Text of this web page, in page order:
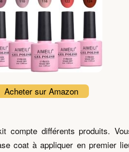
Acheter sur Amazon
compte différents produits.
coat à appliquer en premier